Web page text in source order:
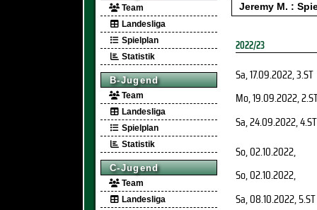
Team
Landesliga
Spielplan
Statistik
B-Jugend
Team
Landesliga
Spielplan
Statistik
C-Jugend
Team
Landesliga
Jeremy M. :
2022/23
Sa, 17.09.2022, 3.ST
Mo, 19.09.2022,
Sa, 24.09.2022, 4.ST
So, 02.10.2022,
So, 02.10.2022,
Sa, 08.10.2022, 5.ST